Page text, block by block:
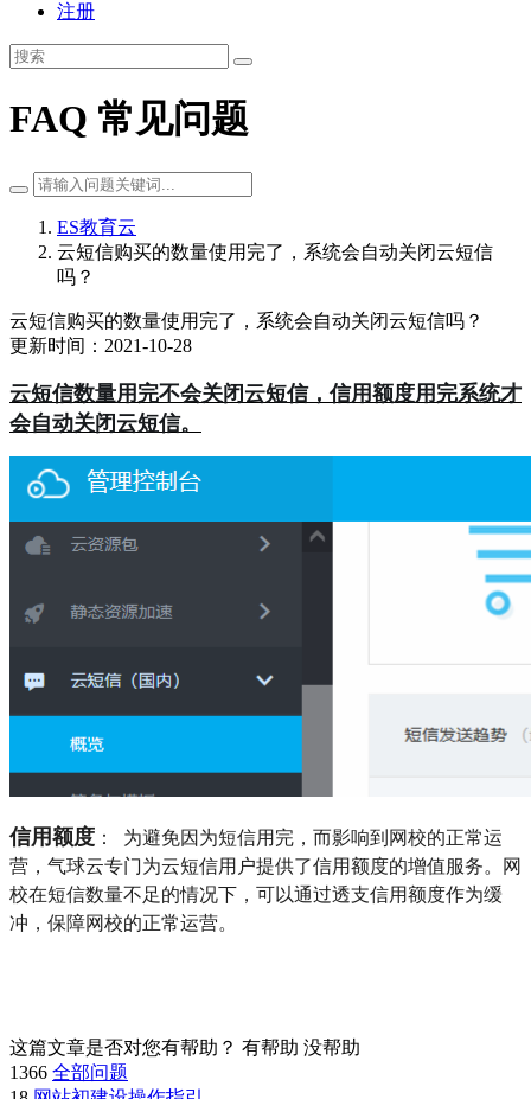
注册
FAQ 常见问题
ES教育云
云短信购买的数量使用完了，系统会自动关闭云短信
吗？
云短信购买的数量使用完了，系统会自动关闭云短信吗？
更新时间：2021-10-28
云短信数量用完不会关闭云短信，信用额度用完系统才
会自动关闭云短信。
信用额度 ： 为避免因为短信用完，而影响到网校的正常运
营，气球云专门为云短信用户提供了信用额度的增值服务。网
校在短信数量不足的情况下，可以通过透支信用额度作为缓
冲，保障网校的正常运营。
这篇文章是否对您有帮助？ 有帮助 没帮助
1366 全部问题